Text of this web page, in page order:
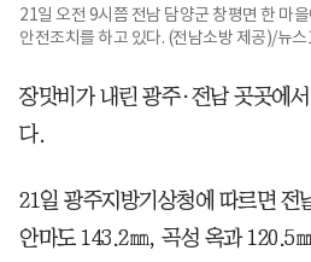
21일 오전 9시쯤 전남 담양군 창평면 한 마
안전조치를 하고 있다. (전남소방 제공)/뉴스
장맛비가 내린 광주·전남 곳곳에
다.
21일 광주지방기상청에 따르면 전
안마도 143.2㎜, 곡성 옥과 120.5